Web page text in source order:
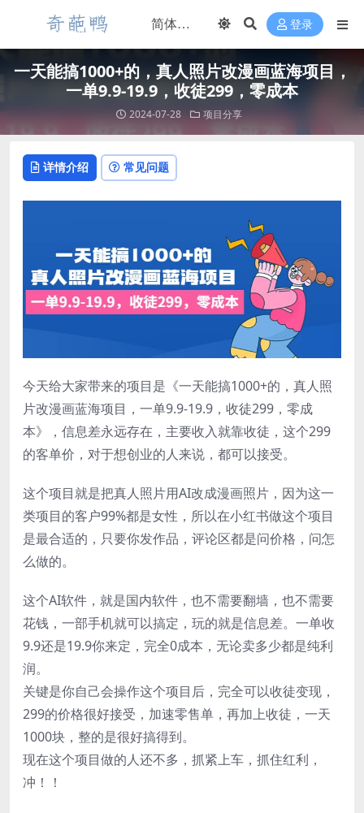
登录
一天能搞1000+的，真人照片改漫画蓝海项目，
一单9.9-19.9，收徒299，零成本
2024-07-28 项目分享
详情介绍 常见问题
今天给大家带来的项目是《一天能搞1000+的，真人照
片改漫画蓝海项目，一单9.9-19.9，收徒299，零成
本》，信息差永远存在，主要收入就靠收徒，这个299
的客单价，对于想创业的人来说，都可以接受。
这个项目就是把真人照片用AI改成漫画照片，因为这一
类项目的客户99%都是女性，所以在小红书做这个项目
是最合适的，只要你发作品，评论区都是问价格，问怎
么做的。
这个AI软件，就是国内软件，也不需要翻墙，也不需要
花钱，一部手机就可以搞定，玩的就是信息差。一单收
9.9还是19.9你来定，完全0成本，无论卖多少都是纯利
润。
关键是你自己会操作这个项目后，完全可以收徒变现，
299的价格很好接受，加速零售单，再加上收徒，一天
1000块，整的是很好搞得到。
现在这个项目做的人还不多，抓紧上车，抓住红利，
冲！！